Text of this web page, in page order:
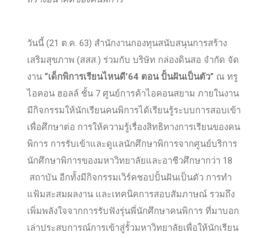
วันนี้ (21 ต.ค. 63) สำนักงานกองทุนสนับสนุนการสร้าง
เสริมสุขภาพ (สสส.) ร่วมกับ บริษัท กล่องดินสอ จำกัด จัด
งาน “เด็กพิการเรียนไหนดี’64 ตอน ปั้นฝันเป็นตัว” ณ ทรู
ไอคอน ฮอลล์ ชั้น 7 ศูนย์การค้าไอคอนสยาม ภายในงาน
มีกิจกรรมให้นักเรียนคนพิการได้เรียนรู้ระบบการสอบเข้า
เพื่อศึกษาต่อ การให้ความรู้เรื่องสิทธิทางการเรียนของคน
พิการ การรับเข้าและดูแลนักศึกษาพิการจากศูนย์บริการ
นักศึกษาพิการของมหาวิทยาลัยและอาชีวศึกษากว่า 18
สถาบัน อีกทั้งมีกิจกรรมเวิร์คชอปปั้นฝันเป็นตัว การทำ
แฟ้มสะสมผลงาน และเทคนิคการสอบสัมภาษณ์ รวมถึง
เพิ่มพลังใจจากการรับฟังรุ่นพี่นักศึกษาคนพิการ ที่มาบอก
เล่าประสบการณ์การเข้าสู่รั้วมหาวิทยาลัยเพื่อให้นักเรียน